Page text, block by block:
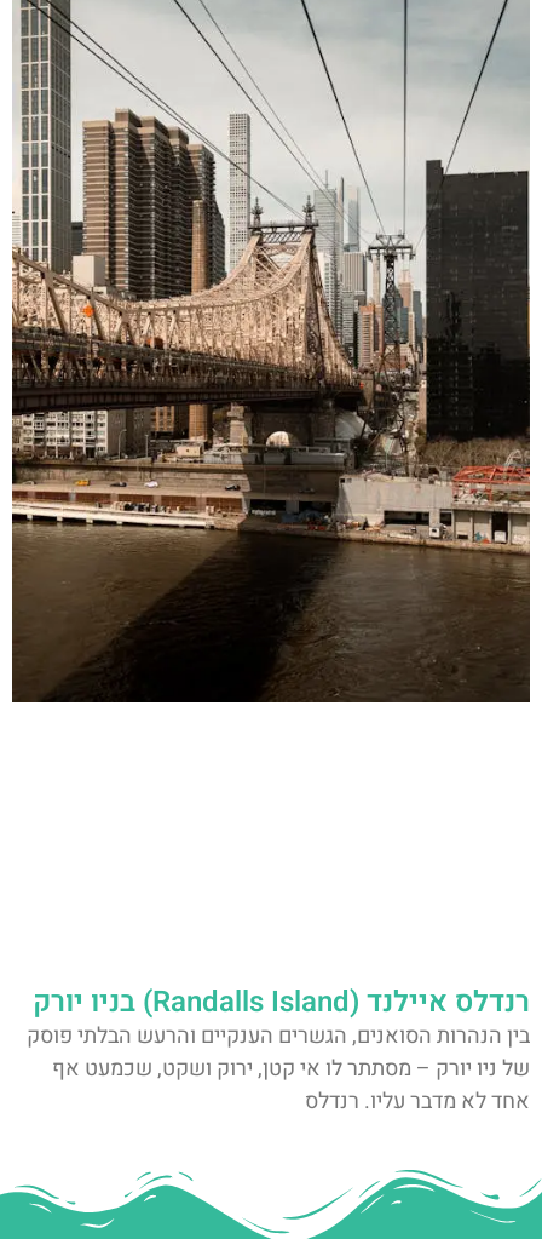
רנדלס איילנד (Randalls Island) בניו יורק
בין הנהרות הסואנים, הגשרים הענקיים והרעש הבלתי פוסק
של ניו יורק – מסתתר לו אי קטן, ירוק ושקט, שכמעט אף
אחד לא מדבר עליו. רנדלס